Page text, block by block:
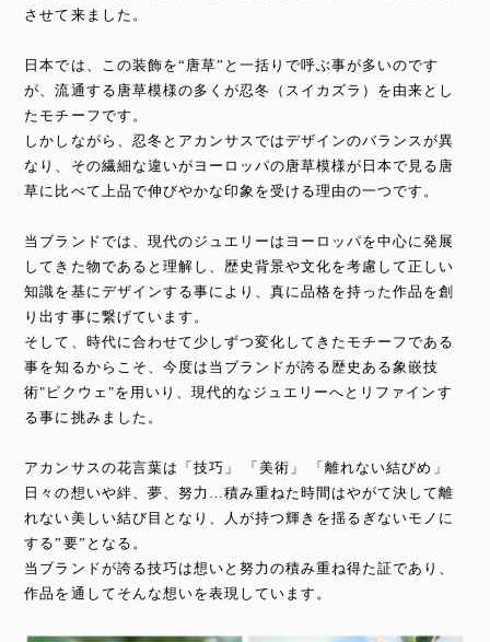
させて来ました。
日本では、この装飾を“唐草”と一括りで呼ぶ事が多いのです
が、流通する唐草模様の多くが忍冬（スイカズラ）を由来とし
たモチーフです。
しかしながら、忍冬とアカンサスではデザインのバランスが異
なり、その繊細な違いがヨーロッパの唐草模様が日本で見る唐
草に比べて上品で伸びやかな印象を受ける理由の一つです。
当ブランドでは、現代のジュエリーはヨーロッパを中心に発展
してきた物であると理解し、歴史背景や文化を考慮して正しい
知識を基にデザインする事により、真に品格を持った作品を創
り出す事に繋げています。
そして、時代に合わせて少しずつ変化してきたモチーフである
事を知るからこそ、今度は当ブランドが誇る歴史ある象嵌技
術"ピクウェ"を用いり、現代的なジュエリーへとリファインす
る事に挑みました。
アカンサスの花言葉は「技巧」 「美術」 「離れない結びめ」
日々の想いや絆、夢、努力…積み重ねた時間はやがて決して離
れない美しい結び目となり、人が持つ輝きを揺るぎないモノに
する”要”となる。
当ブランドが誇る技巧は想いと努力の積み重ね得た証であり、
作品を通してそんな想いを表現しています。